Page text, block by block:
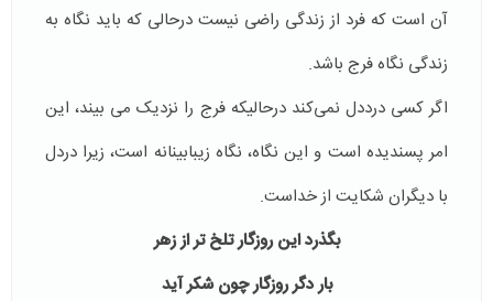
آن است که فرد از زندگی راضی نیست درحالی که باید نگاه به
زندگی نگاه فرج باشد.
اگر کسی درددل نمی‌کند درحالیکه فرج را نزدیک می بیند، این
امر پسندیده است و این نگاه، نگاه زیبابینانه است، زیرا دردل
با دیگران شکایت از خداست.
بگذرد این روزگار تلخ تر از زهر
بار دگر روزگار چون شکر آید